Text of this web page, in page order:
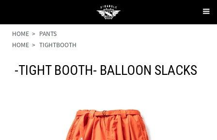
HOME > PANTS
HOME > TIGHTBOOTH
-TIGHT BOOTH- BALLOON SLACKS